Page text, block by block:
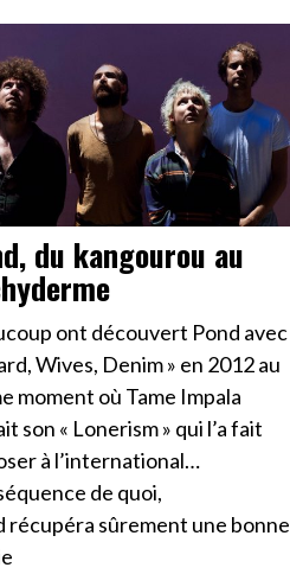
du kangourou au
ont découvert Pond avec
Wives, Denim » en 2012 au
moment où Tame Impala
son « Lonerism » qui l’a fait
à l’international…
de quoi,
récupéra sûrement une bonne